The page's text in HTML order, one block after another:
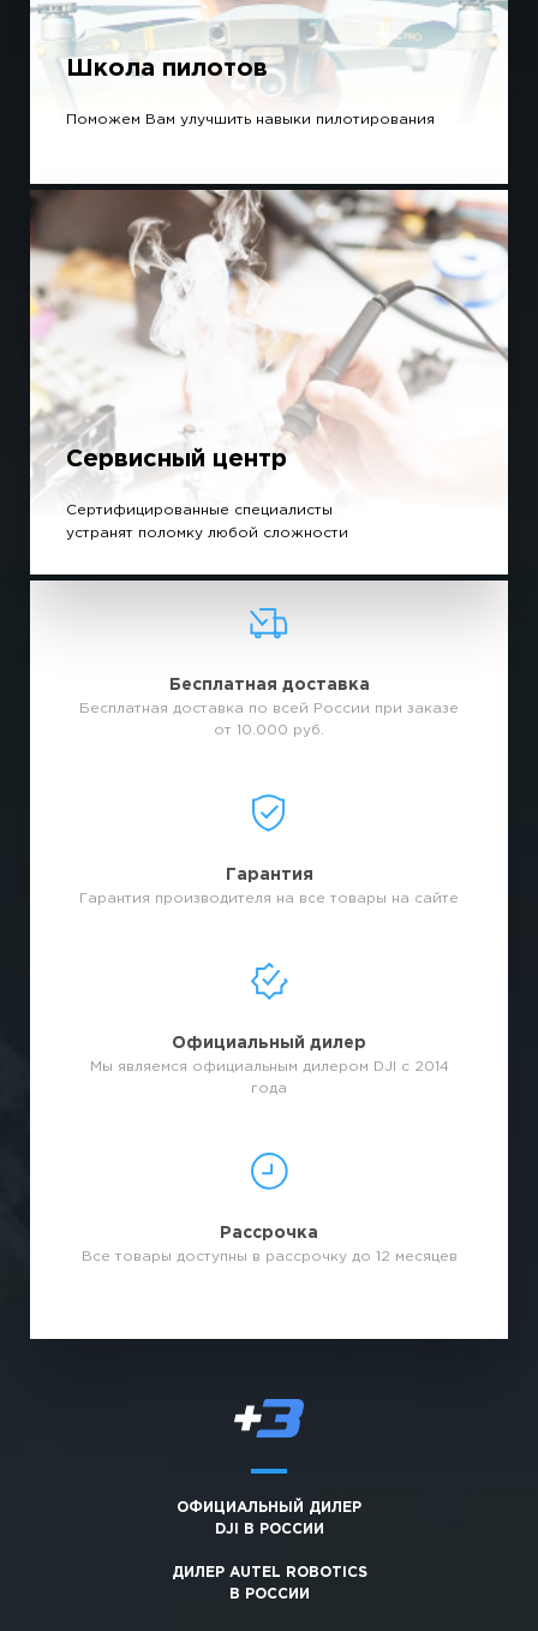
Школа пилотов
Поможем Вам улучшить навыки пилотирования
Сервисный центр
Сертифицированные специалисты
устранят поломку любой сложности
Бесплатная доставка
Бесплатная доставка по всей России при заказе
от 10.000 руб.
Гарантия
Гарантия производителя на все товары на сайте
Официальный дилер
Мы являемся официальным дилером DJI с 2014
года
Рассрочка
Все товары доступны в рассрочку до 12 месяцев
ОФИЦИАЛЬНЫЙ ДИЛЕР
DJI В РОССИИ
ДИЛЕР AUTEL ROBOTICS
В РОССИИ